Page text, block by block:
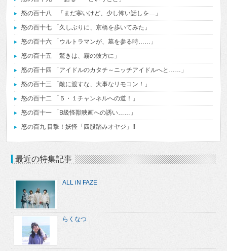
怒の百十八 「まだ寒いけど、少し怖い話しを…」
怒の百十七 「久しぶりに、京橋を歩いてみた」
怒の百十六 「ウルトラマンが、墓を参る時……」
怒の百十五 「驚きは、霧の彼方に」
怒の百十四 「アイドルのカタチ～ニッチアイドルへと……」
怒の百十三 「敵に渡すな、大事なリモコン！」
怒の百十二 「５・１チャンネルへの道！」
怒の百十一 「B級怪獣映画への誘い……」
怒の百九 目撃！妖怪「四股踏みオヤジ」!!
最近の特集記事
ALL iN FAZE
らくなつ